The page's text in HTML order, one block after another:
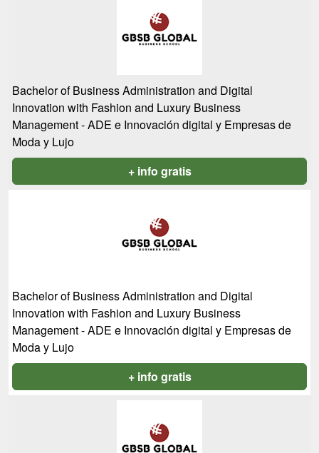
Bachelor of Business Administration and Digital
Innovation with Fashion and Luxury Business
Management - ADE e Innovación digital y Empresas de
Moda y Lujo
+ info gratis
Bachelor of Business Administration and Digital
Innovation with Fashion and Luxury Business
Management - ADE e Innovación digital y Empresas de
Moda y Lujo
+ info gratis